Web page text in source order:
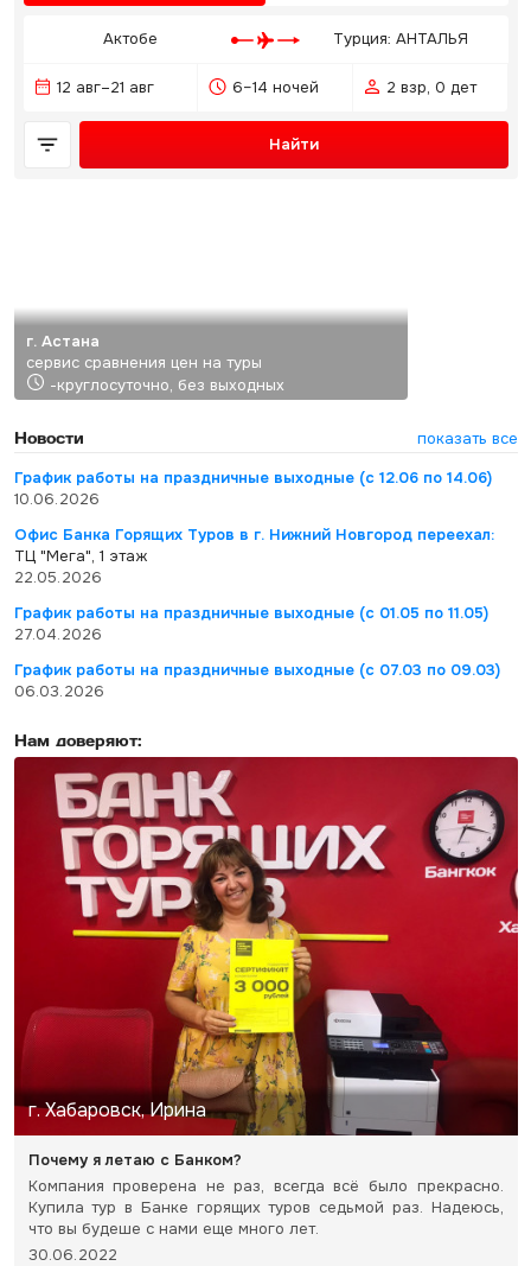
Актобе Турция: АНТАЛЬЯ
12 авг–21 авг 6–14 ночей 2 взр, 0 дет
Найти
г. Астана
сервис сравнения цен на туры
-круглосуточно, без выходных
Новости
показать все
График работы на праздничные выходные (с 12.06 по 14.06)
10.06.2026
Офис Банка Горящих Туров в г. Нижний Новгород переехал:
ТЦ "Мега", 1 этаж
22.05.2026
График работы на праздничные выходные (с 01.05 по 11.05)
27.04.2026
График работы на праздничные выходные (с 07.03 по 09.03)
06.03.2026
Нам доверяют:
г. Хабаровск, Ирина
Почему я летаю с Банком?
Компания проверена не раз, всегда всё было прекрасно.
Купила тур в Банке горящих туров седьмой раз. Надеюсь,
что вы будеше с нами еще много лет.
30.06.2022